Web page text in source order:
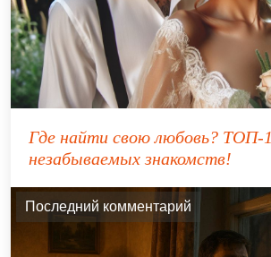
Где найти свою любовь? ТОП-
незабываемых знакомств!
Последний комментарий